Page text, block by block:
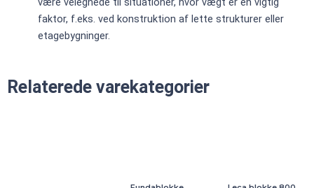
faktor, f.eks. ved konstruktion af lette strukturer eller
etagebygninger.
Relaterede varekategorier